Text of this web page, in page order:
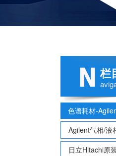
栏
色谱耗材-
Agilent气相/液
日立Hitachi原